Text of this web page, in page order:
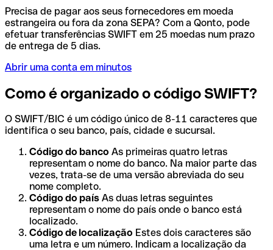
Precisa de pagar aos seus fornecedores em moeda
estrangeira ou fora da zona SEPA? Com a Qonto, pode
efetuar transferências SWIFT em 25 moedas num prazo
de entrega de 5 dias.
Abrir uma conta em minutos
Como é organizado o código SWIFT?
O SWIFT/BIC é um código único de 8-11 caracteres que
identifica o seu banco, país, cidade e sucursal.
Código do banco As primeiras quatro letras
representam o nome do banco. Na maior parte das
vezes, trata-se de uma versão abreviada do seu
nome completo.
Código do país As duas letras seguintes
representam o nome do país onde o banco está
localizado.
Código de localização Estes dois caracteres são
uma letra e um número. Indicam a localização da